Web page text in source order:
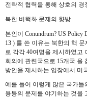
전략적 협력을 통해 상호의
북한 비핵화 문제의 향방
본인이 Conundrum? US Policy
13 ) 를 쓴 이유는 북한의 핵
로 각각40여명을 제시하였고
회의에 관련국으로 15개국 을
방안을 제시하는 입장에서 미
예를 들어 이렇게 많은 국가
용등의 문제를 야기하는 것을